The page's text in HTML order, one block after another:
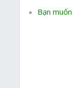
Bạn